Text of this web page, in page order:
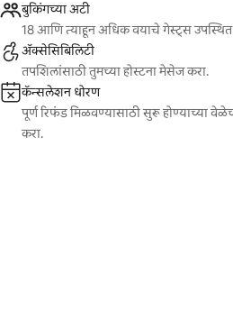
बुकिंगच्या अटी
18 आणि त्याहून अधिक वयाचे गेस्ट्स
ॲक्सेसिबिलिटी
तपशिलांसाठी तुमच्या होस्टना मेसेज करा.
कॅन्सलेशन धोरण
पूर्ण रिफंड मिळवण्यासाठी सुरू होण्याच्या
करा.